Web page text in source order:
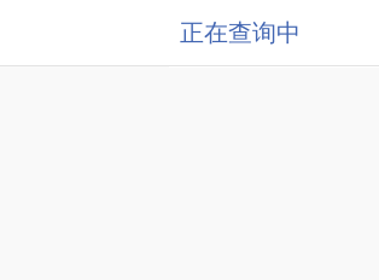
正在查询中